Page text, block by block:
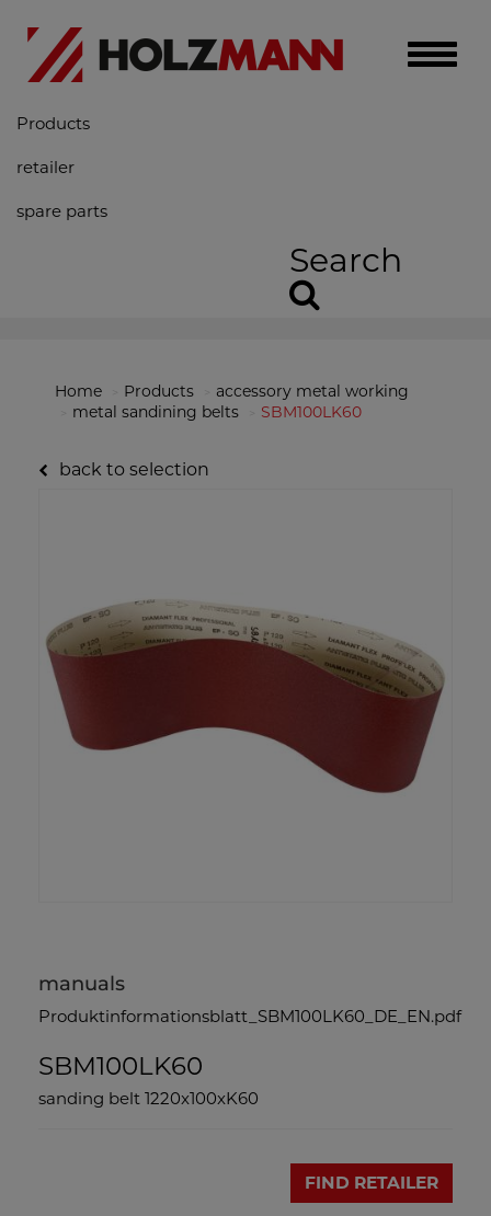
Toggle
Products
retailer
spare parts
Search
Home Products
accessory metal working
metal sandining belts
SBM100LK60
back to selection
manuals
Produktinformationsblatt_SBM100LK60_DE_EN.pdf
SBM100LK60
sanding belt 1220x100xK60
FIND RETAILER